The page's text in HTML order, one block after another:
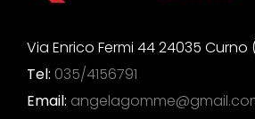
Via Enrico Fermi 44 24035 Curno
Tel: 035/4156791
Email: